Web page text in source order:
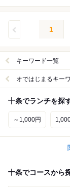
1
キーワード一覧
オではじまるキー
十条でランチを探
～1,000円
十条でコースから